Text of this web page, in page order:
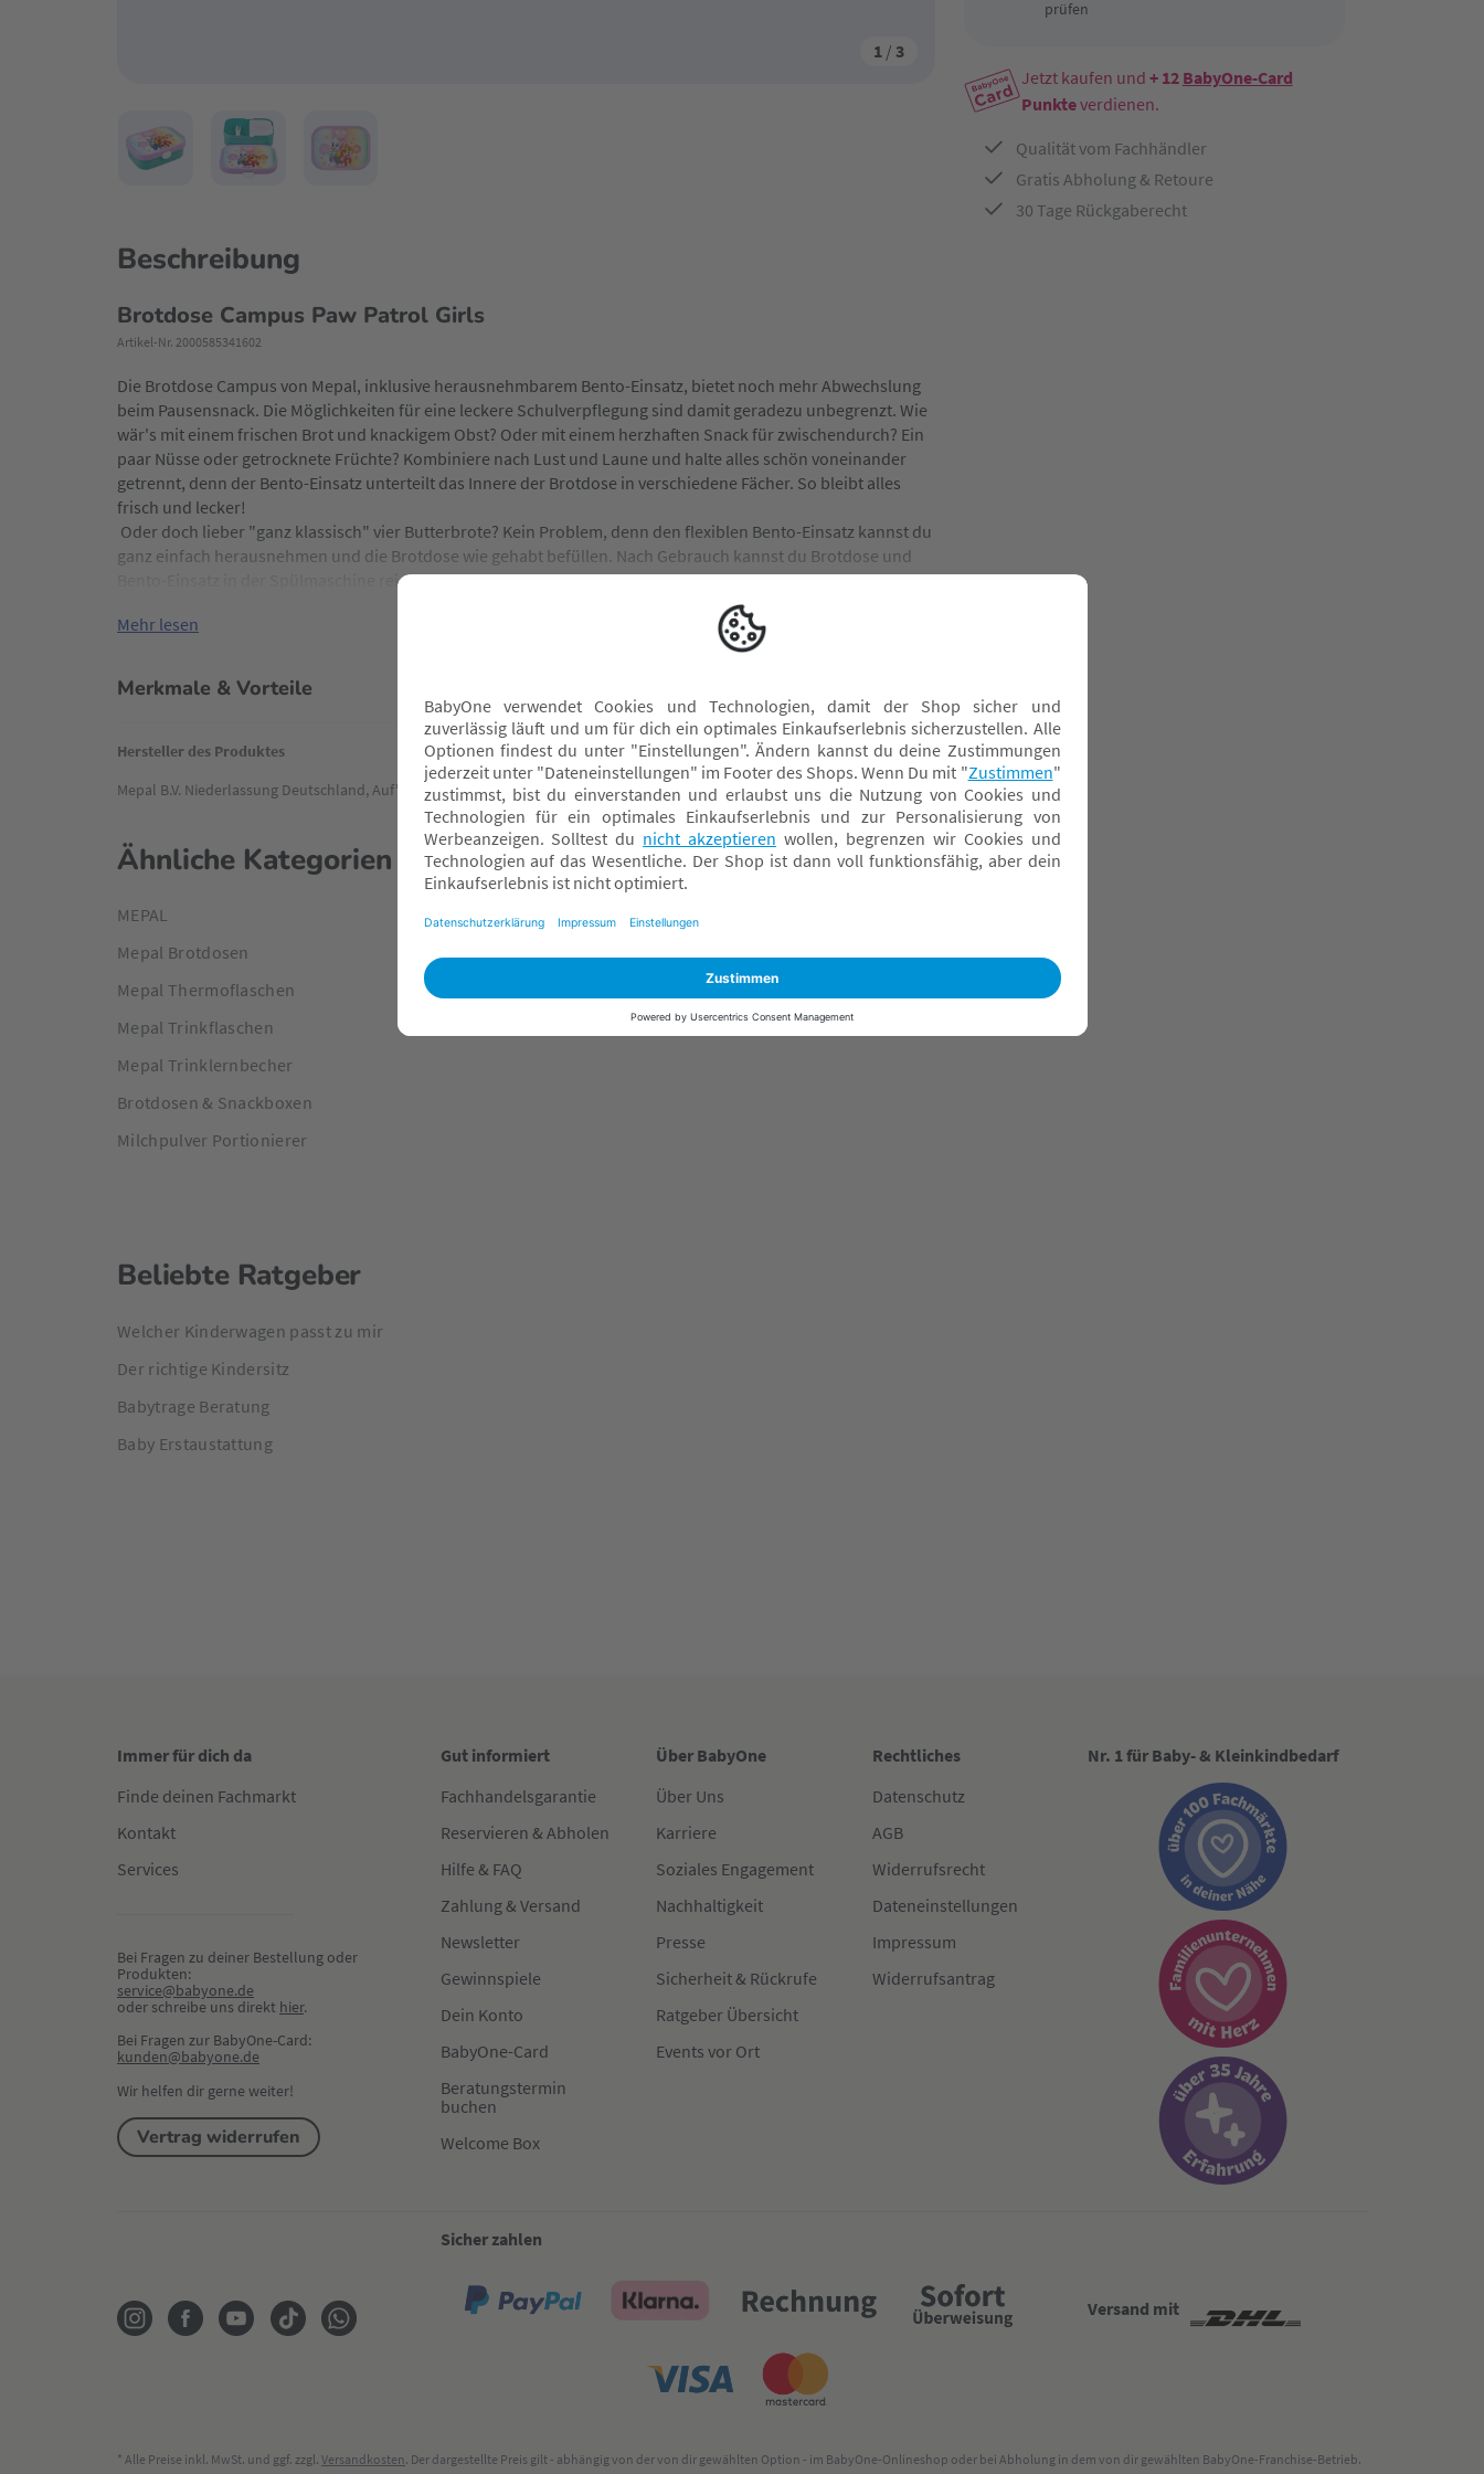
1 /3
prüfen
Jetzt kaufen und + 12 BabyOne-Card
Punkteverdienen.
Qualität vom Fachhändler
Gratis Abholung & Retoure
30 Tage Rückgaberecht
Beschreibung
Brotdose Campus Paw Patrol Girls
Artikel-Nr. 2000585341602
Die Brotdose Campus von Mepal, inklusive herausnehmbarem Bento-Einsatz, bietet noch mehr Abwechslung
beim Pausensnack. Die Möglichkeiten für eine leckere Schulverpflegung sind damit geradezu unbegrenzt. Wie
wär's mit einem frischen Brot und knackigem Obst? Oder mit einem herzhaften Snack für zwischendurch? Ein
paar Nüsse oder getrocknete Früchte? Kombiniere nach Lust und Laune und halte alles schön voneinander
getrennt, denn der Bento-Einsatz unterteilt das Innere der Brotdose in verschiedene Fächer. So bleibt alles
frisch und lecker!
Oder doch lieber "ganz klassisch" vier Butterbrote? Kein Problem, denn den flexiblen Bento-Einsatz kannst du
ganz einfach herausnehmen und die Brotdose wie gehabt befüllen. Nach Gebrauch kannst du Brotdose und
Bento-Einsatz in der Spülmaschine reinigen.
Mehr lesen
Merkmale & Vorteile
Hersteller des Produktes
Mepal B.V. Niederlassung Deutschland, Auf'm Brinke 18, 59872 Meschede, E-mail: info.de@mepal.com
Ähnliche Kategorien
MEPAL
Mepal Brotdosen
Mepal Thermoflaschen
Mepal Trinkflaschen
Mepal Trinklernbecher
Brotdosen & Snackboxen
Milchpulver Portionierer
Beliebte Ratgeber
Welcher Kinderwagen passt zu mir
Der richtige Kindersitz
Babytrage Beratung
Baby Erstaustattung
Immer für dich da
Finde deinen Fachmarkt
Kontakt
Services
Bei Fragen zu deiner Bestellung oder
Produkten:
service@babyone.de
oder schreibe uns direkt hier.
Bei Fragen zur BabyOne-Card:
kunden@babyone.de
Wir helfen dir gerne weiter!
Vertrag widerrufen
Gut informiert
Fachhandelsgarantie
Reservieren & Abholen
Hilfe & FAQ
Zahlung & Versand
Newsletter
Gewinnspiele
Dein Konto
BabyOne-Card
Beratungstermin
buchen
Welcome Box
Über BabyOne
Über Uns
Karriere
Soziales Engagement
Nachhaltigkeit
Presse
Sicherheit & Rückrufe
Ratgeber Übersicht
Events vor Ort
Rechtliches
Datenschutz
AGB
Widerrufsrecht
Dateneinstellungen
Impressum
Widerrufsantrag
Nr. 1 für Baby- & Kleinkindbedarf
Sicher zahlen
Versand mit
* Alle Preise inkl. MwSt. und ggf. zzgl. Versandkosten. Der dargestellte Preis gilt - abhängig von der von dir gewählten Option - im BabyOne-Onlineshop oder bei Abholung in dem von dir gewählten BabyOne-Franchise-Betrieb.